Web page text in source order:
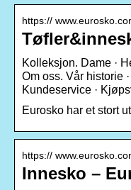
https://
Kolleksjon. Dame ·
Om oss. Vår historie
Kundeservice ·
Eurosko har et stort
https://
Innesko –